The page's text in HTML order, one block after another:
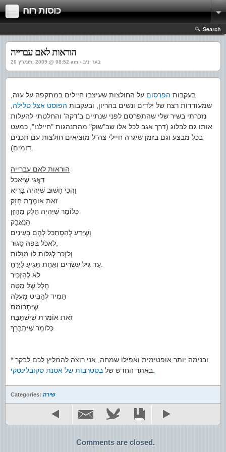
כוסות רוח
Search
הוראות לאם עברייה
מרץ 26th, 2009 @ 08:52 am › בעז יניב
בעקבות הפרסום על החולצות שעיצבו חיילים במתקפה על עזה,
שמעודדות רצח של ילדים ונשים בהריון, ובעקבות הפוסט אצל טלילה
נזכרתי בשיר שלי שהתפרסם לפני שנתיים ב'דקה' והחלטתי להעלות
אותו גם לבלוג (דרך אגב לכל אלו שב"שוק" מהתנהגות "חיילנו", כמעט
בכל מבצע וגם בזמן שיגרה חיילי צה"ל מוציאים חולצות עם תכנים
הוראות לאם עברייה
דַּאֲגִי שֶׁיֹּאכַל
וַהֲכִי חָשׁוּב שֶׁיִּהְיֶה בָּרִיא
זֹאת אוֹמֶרֶת חָזָק
כְּלוֹמַר שֶׁיִּהְיֶה חֵלֶק מֵהַזַּן
הַנֶּאֱבָק
וְשֶׁיֵּדַע לְהִסְתַּכֵּל לָהֶם בָּעֵינַיִם
וְלִזְכֹּר לְגַלּוֹת לוֹ מַזָּלוֹת
לֹא לְהַזְכִּיר
חָלָל שֶׁל מַטָּה
תָּמִיד לְהַבִּיט מַעְלָה
שֶׁיִּתְרוֹמַם
זֹאת אוֹמֶרֶת שֶׁיִּשְׁתַּבַּח
כְּלוֹמַר שֶׁיִּתְבָּרַךְ
* ובנימה יותר אופטימית ואפילו שמחה, אני רוצה להמליץ לכם לבקר
באתר החדש של
Categories: שירה
Comments are closed.